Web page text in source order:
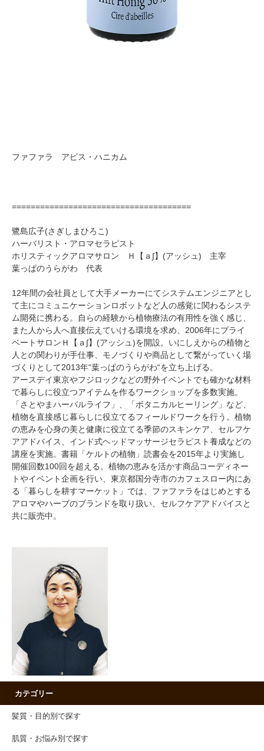
ファファラ アピス・ハニカム
======================================
鷺島広子(さぎしまひろこ)
ハーバリスト・アロマセラピスト
ホリスティックアロマサロン Ｈ【ａ∫】(アッシュ) 主宰
葉っぱのうらがわ 代表
12年間の会社員として大手メーカーにてシステムエンジニアとし
て主にコミュニケーションロボットなど人の感覚に関わるシステ
ム開発に携わる。自らの経験から植物療法の有用性を強く感じ、
また人から人へ直接伝えていける環境を求め、2006年にプライ
ベートサロンＨ【ａ∫】(アッシュ)を開設。いにしえからの植物と
人との関わりが手仕事、モノづくりや商品として繋がっていく場
づくりとして2013年“葉っぱのうらがわ“を立ち上げる。
アースデイ東京やフジロックなどの野外イベントでも確かな材料
で暮らしに役立つアイテムを作るワークショップを多数実施。
「さとやまハーバルライフ」、「ボタニカルヒーリング」など、
植物を直接感じ暮らしに役立てるフィールドワークを行う。植物
の恵みを心身の美と健康に役立てる季節のスキンケア、セルフケ
アアドバイス、インド式ヘッドマッサージセラピスト養成などの
講座を実施。書籍「ケルトの植物」読書会を2015年より実施し
開催回数100回を超える。植物の恵みを活かす商品コーディネー
トやイベント企画を行い、東京都国分寺市のカフェスロー内にあ
る「暮らしを耕すマーケット」では、ファファラをはじめとする
アロマやハーブのブランドを取り扱い、セルフケアアドバイスと
共に販売中。
カテゴリー
髪質・目的別で探す
肌質・お悩み別で探す